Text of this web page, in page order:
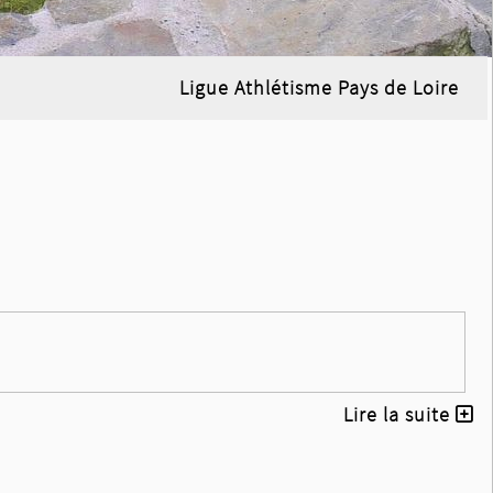
Ligue Athlétisme Pays de Loire
Lire la suite